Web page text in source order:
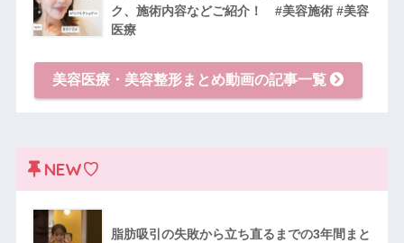
ク、施術内容などご紹介！ #美容施術 #美容
医療
美容医療・美容整形まとめ動画の記事一覧
NEW♡
脂肪吸引の失敗から立ち直るまでの3年間まと